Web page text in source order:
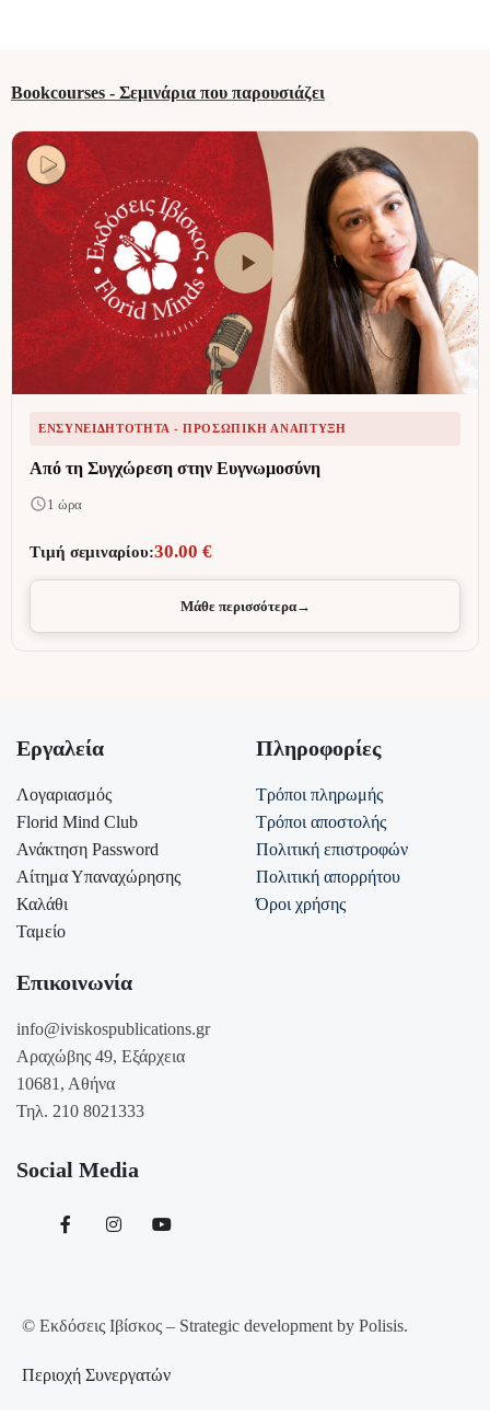
Bookcourses - Σεμινάρια που παρουσιάζει
ΕΝΣΥΝΕΙΔΗΤΌΤΗΤΑ - ΠΡΟΣΩΠΙΚΉ ΑΝΆΠΤΥΞΗ
Από τη Συγχώρεση στην Ευγνωμοσύνη
1 ώρα
Τιμή σεμιναρίου:30.00 €
Μάθε περισσότερα→
Εργαλεία
Λογαριασμός
Florid Mind Club
Ανάκτηση Password
Αίτημα Υπαναχώρησης
Καλάθι
Ταμείο
Πληροφορίες
Τρόποι πληρωμής
Τρόποι αποστολής
Πολιτική επιστροφών
Πολιτική απορρήτου
Όροι χρήσης
Επικοινωνία
info@iviskospublications.gr
Αραχώβης 49, Εξάρχεια
10681, Αθήνα
Τηλ. 210 8021333
Social Media
© Εκδόσεις Ιβίσκος – Strategic development by Polisis.
Περιοχή Συνεργατών